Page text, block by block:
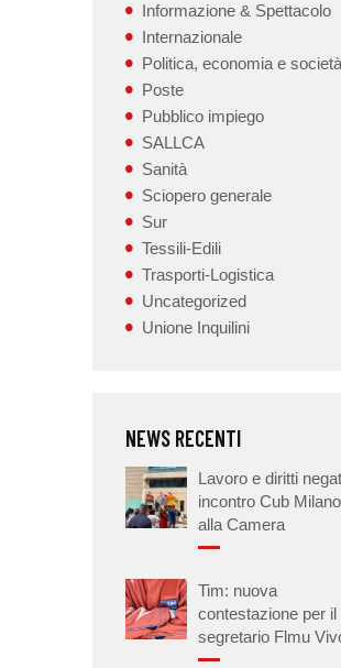
Informazione & Spettacolo
Internazionale
Politica, economia e società
Poste
Pubblico impiego
SALLCA
Sanità
Sciopero generale
Sur
Tessili-Edili
Trasporti-Logistica
Uncategorized
Unione Inquilini
NEWS RECENTI
Lavoro e diritti
incontro Cub Milano
alla Camera
Tim: nuova
contestazione per il
segretario Flmu